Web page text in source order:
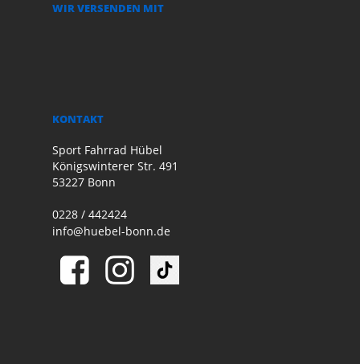
WIR VERSENDEN MIT
KONTAKT
Sport Fahrrad Hübel
Königswinterer Str. 491
53227 Bonn
0228 / 442424
info@huebel-bonn.de